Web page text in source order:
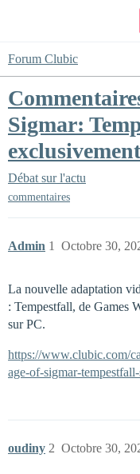
Forum Clubic
Sigmar:
Débat sur l'actu
commentaires
Admin Octobre 30,
1
La nouvelle adaptation
: Tempestfall, de Games
sur PC.
https://www.clubic.com/
age-of-sigmar-
oudiny Octobre 30,
2